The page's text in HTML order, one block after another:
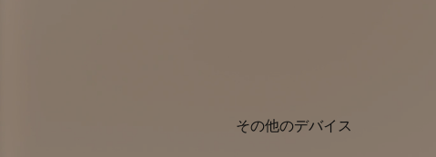
その他のデバイス